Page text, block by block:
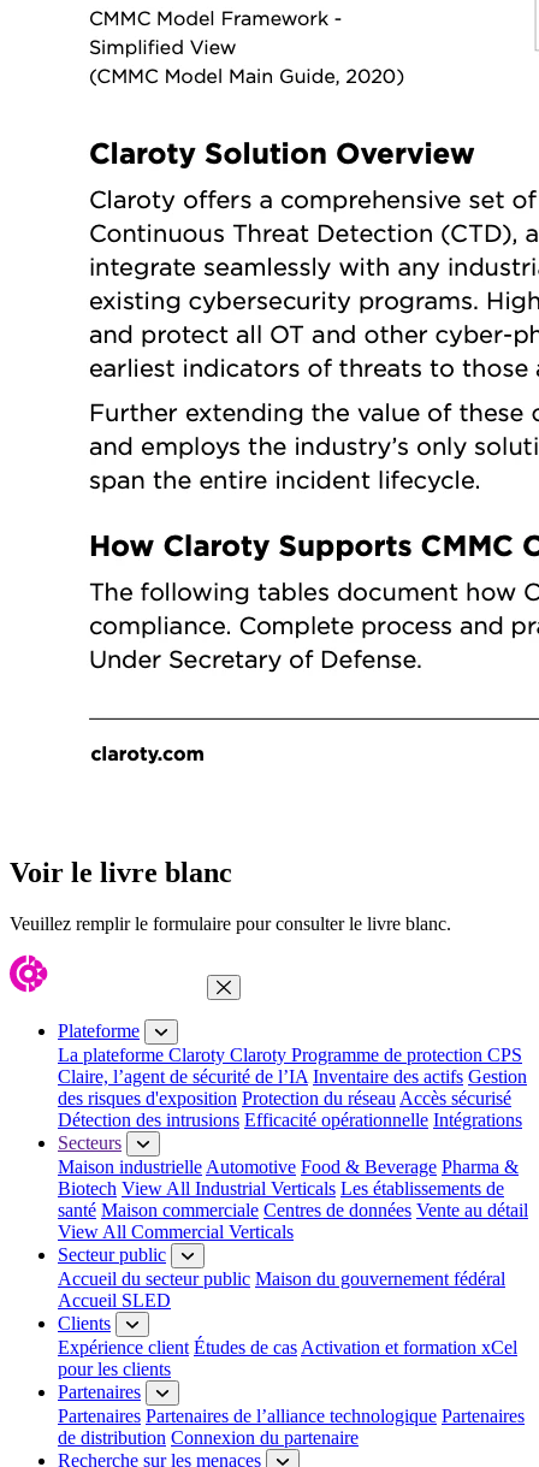
Voir le livre blanc
Veuillez remplir le formulaire pour consulter le livre blanc.
Fermer le menu
Plateforme
La plateforme Claroty Claroty Programme de protection CPS
Claire, l’agent de sécurité de l’IA Inventaire des actifs Gestion
des risques d'exposition Protection du réseau Accès sécurisé
Détection des intrusions Efficacité opérationnelle Intégrations
Secteurs
Maison industrielle Automotive Food & Beverage Pharma &
Biotech View All Industrial Verticals Les établissements de
santé Maison commerciale Centres de données Vente au détail
View All Commercial Verticals
Secteur public
Accueil du secteur public Maison du gouvernement fédéral
Accueil SLED
Clients
Expérience client Études de cas Activation et formation xCel
pour les clients
Partenaires
Partenaires Partenaires de l’alliance technologique Partenaires
de distribution Connexion du partenaire
Recherche sur les menaces